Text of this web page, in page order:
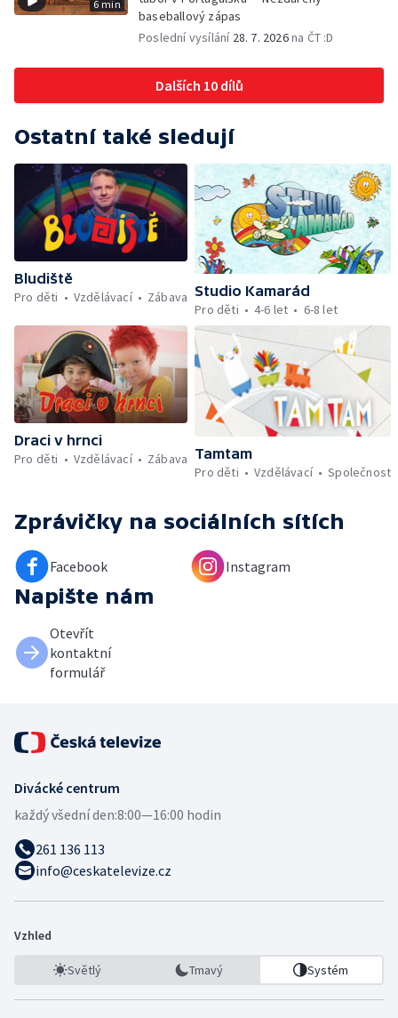
6 min
baseballový zápas
Poslední vysílání 28. 7. 2026na ČT :D
Dalších 10 dílů
Ostatní také sledují
Bludiště
Pro děti
Vzdělávací Zábava Studio Kamarád
Pro děti
4-6 let 6-8 let
Draci v hrnci
Pro děti
Vzdělávací Zábava Tamtam
Pro děti
Vzdělávací Společnost
Zprávičky na sociálních sítích
Facebook Instagram
Napište nám
Otevřít
kontaktní
formulář
Divácké centrum
každý všední den:8:00—16:00 hodin
261 136 113
info@ceskatelevize.cz
Vzhled
Světlý Tmavý Systém